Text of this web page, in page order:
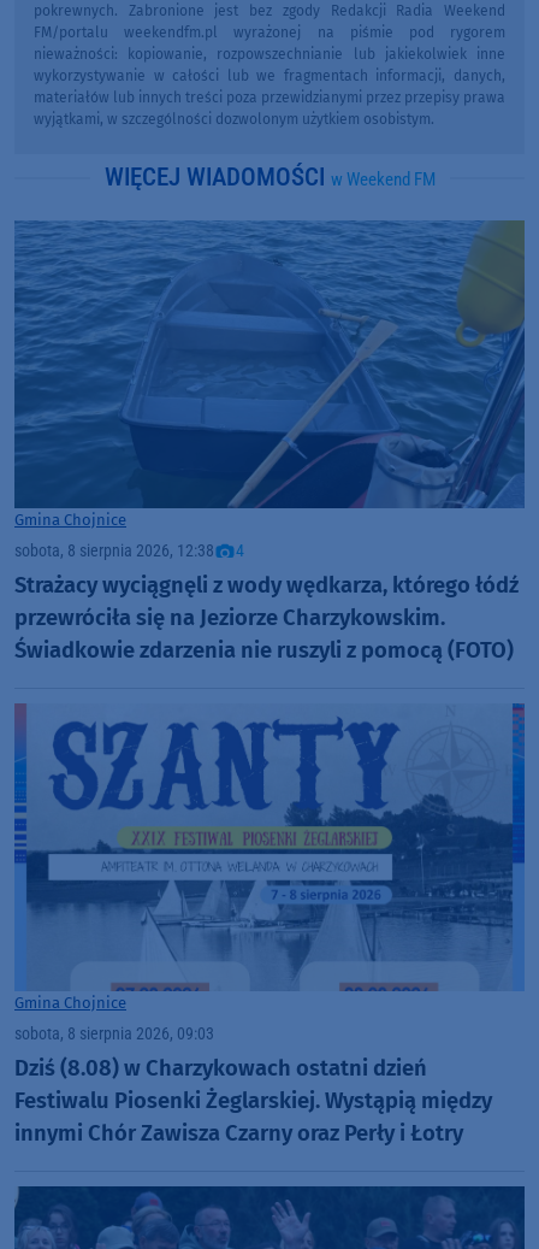
pokrewnych. Zabronione jest bez zgody Redakcji Radia Weekend
FM/portalu weekendfm.pl wyrażonej na piśmie pod rygorem
nieważności: kopiowanie, rozpowszechnianie lub jakiekolwiek inne
wykorzystywanie w całości lub we fragmentach informacji, danych,
materiałów lub innych treści poza przewidzianymi przez przepisy prawa
wyjątkami, w szczególności dozwolonym użytkiem osobistym.
WIĘCEJ WIADOMOŚCI w Weekend FM
Gmina Chojnice
sobota, 8 sierpnia 2026, 12:38 4
Strażacy wyciągnęli z wody wędkarza, którego łódź
przewróciła się na Jeziorze Charzykowskim.
Świadkowie zdarzenia nie ruszyli z pomocą (FOTO)
Gmina Chojnice
sobota, 8 sierpnia 2026, 09:03
Dziś (8.08) w Charzykowach ostatni dzień
Festiwalu Piosenki Żeglarskiej. Wystąpią między
innymi Chór Zawisza Czarny oraz Perły i Łotry